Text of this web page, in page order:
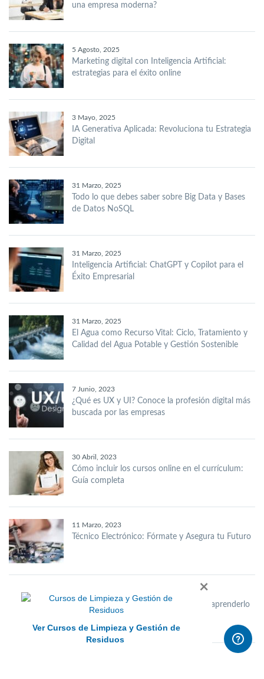
una empresa moderna?
5 Agosto, 2025
Marketing digital con Inteligencia Artificial:
estrategias para el éxito online
3 Mayo, 2025
IA Generativa Aplicada: Revoluciona tu Estrategia
Digital
31 Marzo, 2025
Todo lo que debes saber sobre Big Data y Bases
de Datos NoSQL
31 Marzo, 2025
Inteligencia Artificial: ChatGPT y Copilot para el
Éxito Empresarial
31 Marzo, 2025
El Agua como Recurso Vital: Ciclo, Tratamiento y
Calidad del Agua Potable y Gestión Sostenible
7 Junio, 2023
¿Qué es UX y UI? Conoce la profesión digital más
buscada por las empresas
30 Abril, 2023
Cómo incluir los cursos online en el currículum:
Guía completa
11 Marzo, 2023
Técnico Electrónico: Fórmate y Asegura tu Futuro
Inglés desde cero: la mejor manera de aprenderlo
Ver Cursos de Limpieza y Gestión de
Residuos
×